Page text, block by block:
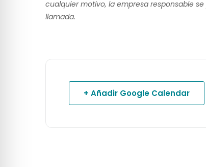
cualquier motivo, la empresa responsable
llamada.
+ Añadir Google Calendar